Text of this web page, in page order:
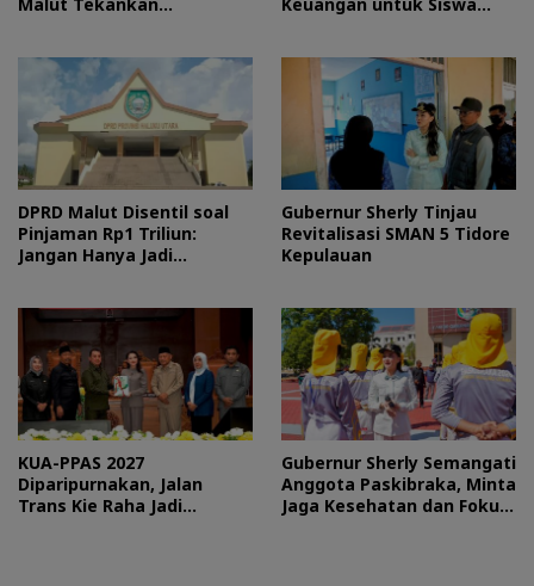
DPRD Malut Disentil soal
Pinjaman Rp1 Triliun:
Jangan Hanya Jadi
Gubernur Sherly Tinjau
Revitalisasi SMAN 5 Tidore
Kepulauan
KUA-PPAS 2027
Diparipurnakan, Jalan
Trans Kie Raha Jadi
Gubernur Sherly Semangati
Anggota Paskibraka, Minta
Jaga Kesehatan dan Fokus